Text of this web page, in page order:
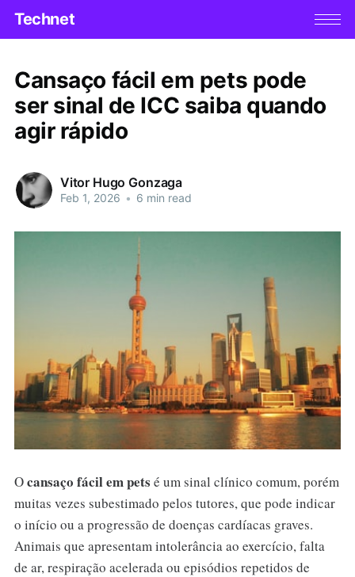
Technet
Cansaço fácil em pets pode
ser sinal de ICC saiba quando
agir rápido
Vitor Hugo Gonzaga
Feb 1, 2026 • 6 min read
Ocansaço fácil em pets é um sinal clínico comum, porém
muitas vezes subestimado pelos tutores, que pode indicar
o início ou a progressão de doenças cardíacas graves.
Animais que apresentam intolerância ao exercício, falta
de ar, respiração acelerada ou episódios repetidos de